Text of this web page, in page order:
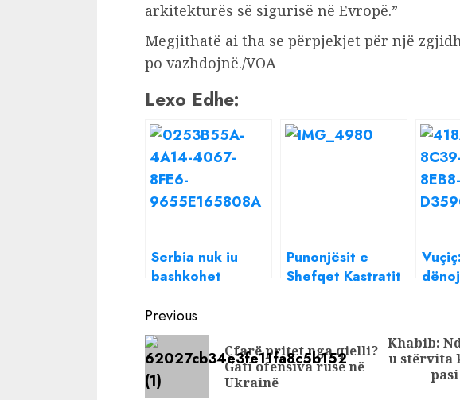
arkitekturës së sigurisë në Evropë.”
Megjithatë ai tha se përpjekjet për një
po vazhdojnë./VOA
Lexo Edhe:
Serbia nuk iu
bashkohet
kundër Rusisë
Punonjësit e
Shefqet Kastratit
kërkon vendosjen
e kamerave
Continue
Reading
Previous
Previous
Çfarë pritet nga qielli?
Gati ofensiva ruse në
Ukrainë
Next
Khabib:
u stërvita